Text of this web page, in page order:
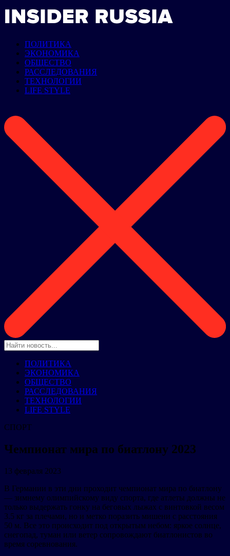
ПОЛИТИКА
ЭКОНОМИКА
ОБЩЕСТВО
РАССЛЕДОВАНИЯ
ТЕХНОЛОГИИ
LIFE STYLE
ПОЛИТИКА
ЭКОНОМИКА
ОБЩЕСТВО
РАССЛЕДОВАНИЯ
ТЕХНОЛОГИИ
LIFE STYLE
СПОРТ
Чемпионат мира по биатлону 2023
13 февраля 2023
В Германии в эти дни проходит чемпионат мира по биатлону
— зимнему олимпийскому виду спорта, где атлеты должны не
только выдержать гонку на беговых лыжах с винтовкой весом
3.5 кг за плечами, но и метко поразить мишени с расстояния
50 м. Все это происходит под открытым небом: яркое солнце,
снегопад, туман или ветер сопровождают биатлонистов во
время соревнования.